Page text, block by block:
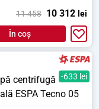
11 458 10 312 lei
În coș
-633 lei